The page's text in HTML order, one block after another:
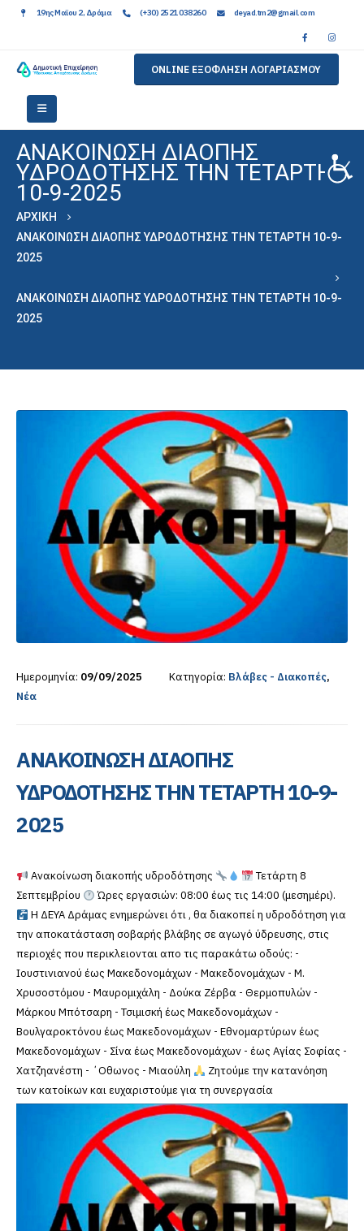
19ης Μαϊου 2, Δράμα (+30) 2521 038260 deyad.tm2@gmail.com
ONLINE ΕΞΟΦΛΗΣΗ ΛΟΓΑΡΙΑΣΜΟΥ
ΑΝΑΚΟΙΝΩΣΗ ΔΙΑΟΠΗΣ
ΥΔΡΟΔΟΤΗΣΗΣ ΤΗΝ ΤΕΤΑΡΤΗ
10-9-2025
ΑΡΧΙΚΉ
ΑΝΑΚΟΙΝΩΣΗ ΔΙΑΟΠΗΣ ΥΔΡΟΔΟΤΗΣΗΣ ΤΗΝ ΤΕΤΑΡΤΗ 10-9-
2025
ΑΝΑΚΟΙΝΩΣΗ ΔΙΑΟΠΗΣ ΥΔΡΟΔΟΤΗΣΗΣ ΤΗΝ ΤΕΤΑΡΤΗ 10-9-
2025
Ημερομηνία: 09/09/2025 Κατηγορία: Βλάβες - Διακοπές,
Νέα
ΑΝΑΚΟΙΝΩΣΗ ΔΙΑΟΠΗΣ
ΥΔΡΟΔΟΤΗΣΗΣ ΤΗΝ ΤΕΤΑΡΤΗ 10-9-
2025
Ανακοίνωση διακοπής υδροδότησης
Τετάρτη 8
Σεπτεμβρίου
Ώρες εργασιών: 08:00 έως τις 14:00 (μεσημέρι).
Η ΔΕΥΑ Δράμας ενημερώνει ότι , θα διακοπεί η υδροδότηση για
την αποκατάσταση σοβαρής βλάβης σε αγωγό ύδρευσης, στις
περιοχές που περικλειονται απο τις παρακάτω οδούς: -
Ιουστινιανού έως Μακεδονομάχων - Μακεδονομάχων - Μ.
Χρυσοστόμου - Μαυρομιχάλη - Δούκα Ζέρβα - Θερμοπυλών -
Μάρκου Μπότσαρη - Τσιμισκή έως Μακεδονομάχων -
Βουλγαροκτόνου έως Μακεδονομάχων - Εθνομαρτύρων έως
Μακεδονομάχων - Σίνα έως Μακεδονομάχων - έως Αγίας Σοφίας -
Χατζηανέστη - ΄Οθωνος - Μιαούλη
Ζητούμε την κατανόηση
των κατοίκων και ευχαριστούμε για τη συνεργασία